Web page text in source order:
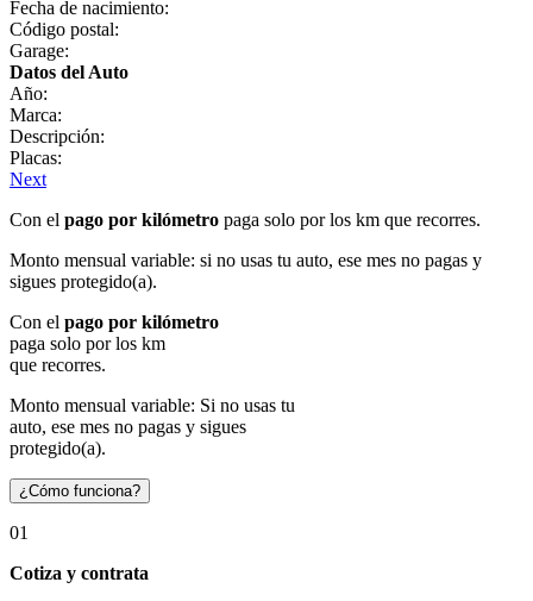
Fecha de nacimiento:
Código postal:
Garage:
Datos del Auto
Año:
Marca:
Descripción:
Placas:
Next
Con el pago por kilómetro paga solo por los km que recorres.
Monto mensual variable: si no usas tu auto, ese mes no pagas y
sigues protegido(a).
Con el pago por kilómetro
paga solo por los km
que recorres.
Monto mensual variable: Si no usas tu
auto, ese mes no pagas y sigues
protegido(a).
¿Cómo funciona?
01
Cotiza y contrata